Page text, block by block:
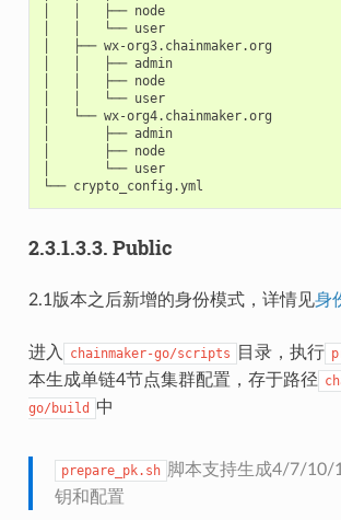
├── node
└── user
├── wx-org3.chainmaker.org
├── admin
├── node
└── user
└── wx-org4.chainmaker.org
├── admin
├── node
└── user
└──
2.3.1.3.3. Public
2.1版本之后新增的身份模式，详情见身
进入 chainmaker-go/scripts 目录，执行
本生成单链4节点集群配置，存于路径
go/build
中
prepare_pk.sh 脚本支持生成4/7/10/
钥和配置